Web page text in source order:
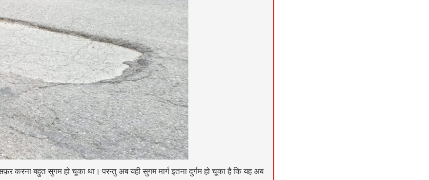
बहुत सुगम हो चूका था। परन्तु अब यही सुगम मार्ग इतना दुर्गम हो चूका है कि यह अब